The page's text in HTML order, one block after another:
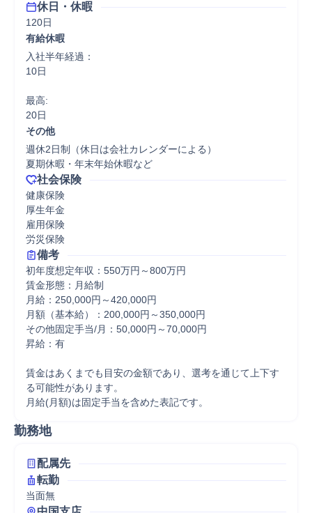
休日・休暇
120日
有給休暇
入社半年経過：
10日
最高:
20日
その他
週休2日制（休日は会社カレンダーによる）
夏期休暇・年末年始休暇など
社会保険
健康保険
厚生年金
雇用保険
労災保険
備考
初年度想定年収：550万円～800万円
賃金形態：月給制
月給：250,000円～420,000円
月額（基本給）：200,000円～350,000円
その他固定手当/月：50,000円～70,000円
昇給：有
賃金はあくまでも目安の金額であり、選考を通じて上下す
る可能性があります。
月給(月額)は固定手当を含めた表記です。
勤務地
配属先
転勤
当面無